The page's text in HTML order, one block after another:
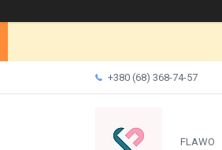
+380 (68) 368-74-57
FLAWO